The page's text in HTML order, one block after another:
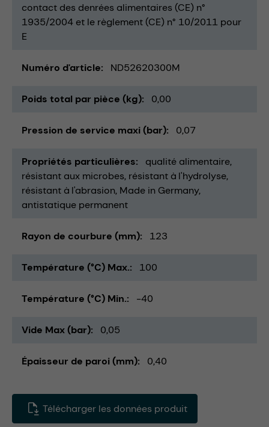
contact des denrées alimentaires (CE) n°
1935/2004 et le règlement (CE) n° 10/2011 pour
E
Numéro d'article ND52620300M
Poids total par pièce (kg) 0,00
Pression de service maxi (bar) 0,07
Propriétés particulières
qualité alimentaire
résistant aux microbes résistant à l'hydrolyse
résistant à l'abrasion Made in Germany
antistatique permanent
Rayon de courbure (mm) 123
Température (°C) Max. 100
Température (°C) Min. -40
Vide Max (bar) 0,05
Épaisseur de paroi (mm) 0,40
Télécharger les données produit